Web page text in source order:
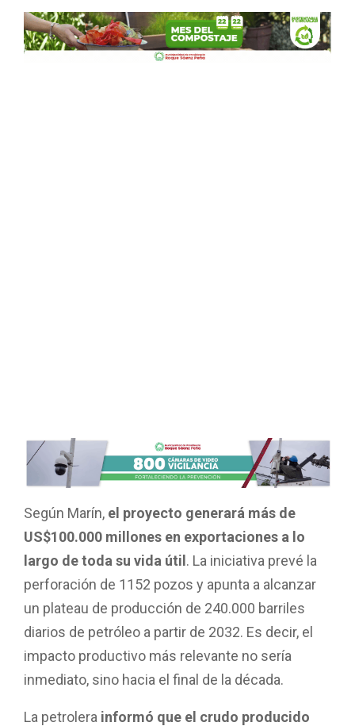
Según Marín, el proyecto generará más de
US$100.000 millones en exportaciones a lo
largo de toda su vida útil . La iniciativa prevé la
perforación de 1152 pozos y apunta a alcanzar
un plateau de producción de 240.000 barriles
diarios de petróleo a partir de 2032. Es decir, el
impacto productivo más relevante no sería
inmediato, sino hacia el final de la década.
La petrolera informó que el crudo producido